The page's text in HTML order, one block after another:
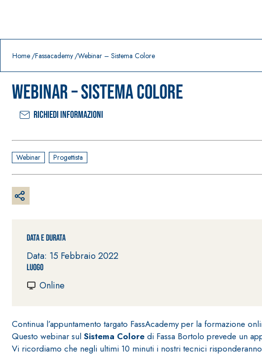
Home Fassacademy Webinar – Sistema Colore
Webinar – Sistema Colore
Richiedi informazioni
Webinar Progettista
Data e durata
Data: 15 Febbraio 2022
Luogo
Online
Continua l’appuntamento targato FassAcademy per la formazione
Questo webinar sul Sistema Colore di Fassa Bortolo prevede un
Vi ricordiamo che negli ultimi 10 minuti i nostri tecnici
Prodotti in primo piano
AQUAZIP ONE PRO
Guaina impermeabilizzante elastica monocomponente
cementizia